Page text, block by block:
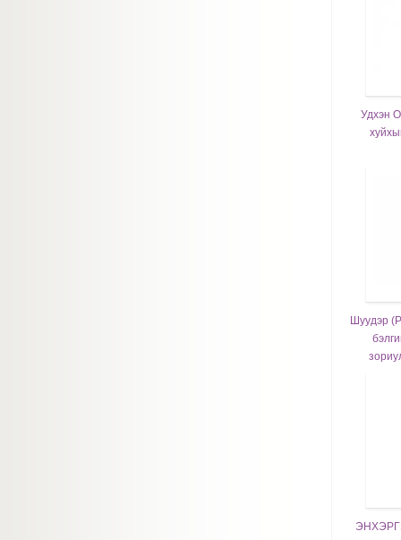
Удхэн
Шуудэр